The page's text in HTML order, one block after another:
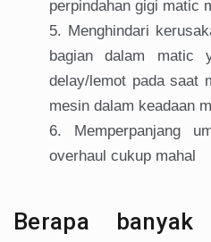
perpindahan gigi matic
Menghindari
bagian dalam matic
delay/lemot pada saat
mesin dalam keadaan
Memperpanjang
overhaul cukup mahal
Berapa